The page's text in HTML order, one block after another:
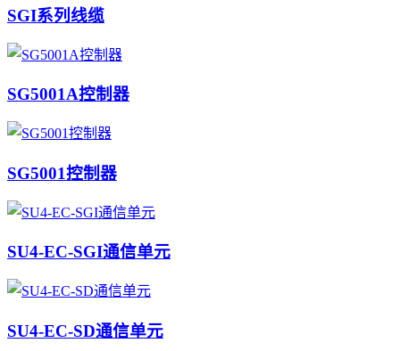
SGI系列线缆
SG5001A控制器
SG5001控制器
SU4-EC-SGI通信单元
SU4-EC-SD通信单元